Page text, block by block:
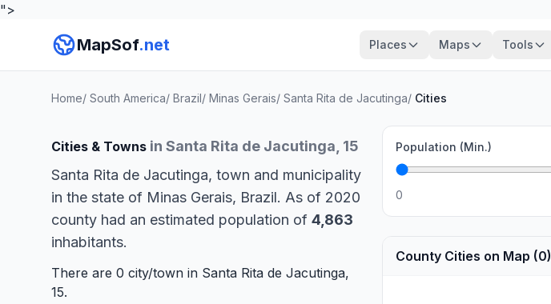
">
MapSof.net Places Maps Tools
Home/ South America/ Brazil/ Minas Gerais/ Santa Rita de Jacutinga/ Cities
Cities & Towns in Santa Rita de Jacutinga, 15
Santa Rita de Jacutinga, town and municipality
in the state of Minas Gerais, Brazil. As of 2020
county had an estimated population of 4,863
inhabitants.
There are 0 city/town in Santa Rita de Jacutinga,
15.
Population (Min.)
0
County Cities on Map (0)